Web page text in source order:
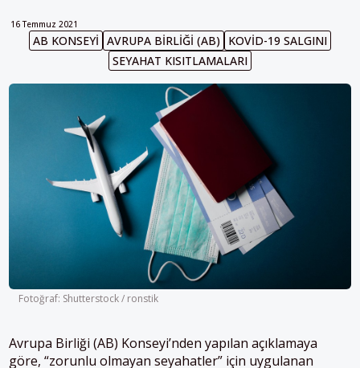
16 Temmuz 2021
AB KONSEYI AVRUPA BIRLIĞI (AB)
KOVID-19 SALGINI
SEYAHAT KISITLAMALARI
Fotoğraf: Shutterstock / ronstik
Avrupa Birliği (AB) Konseyi’nden yapılan açıklamaya
göre, “zorunlu olmayan seyahatler” için uygulanan